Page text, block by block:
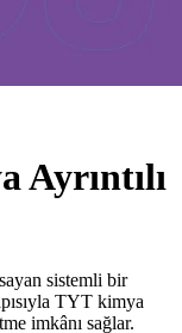
Ayrıntılı
sistemli bir
TYT kimya
imkânı sağlar.